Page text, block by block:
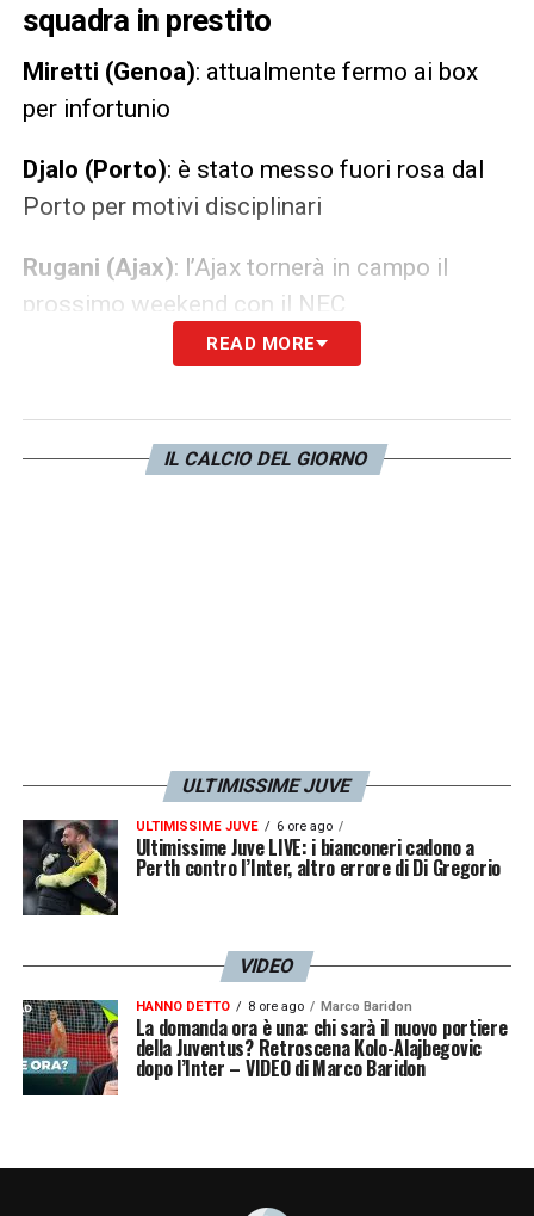
squadra in prestito
⁠Miretti (Genoa): attualmente fermo ai box
per infortunio
Djalo (Porto): è stato messo fuori rosa dal
Porto per motivi disciplinari
Rugani (Ajax): l’Ajax tornerà in campo il
prossimo weekend con il NEC
Facundo Gonzalez (Feyenoord)
Gori (Spezia) : gioca da titolare nel match
perso 2-1 in casa della Reggiana
Nonge (Servette)
: non è sceso in campo
Basilea
Muharemovic (Sassuolo): gioca tutto il
match pareggiato 1-1 in casa della
Cremonese
READ MORE
IL CALCIO DEL GIORNO
ULTIMISSIME JUVE
ULTIMISSIME JUVE 6 ore ago
Ultimissime Juve LIVE: i bianconeri cadono a
Perth contro l’Inter, altro errore di Di Gregorio
VIDEO
HANNO DETTO 8 ore ago Marco Baridon
La domanda ora è una: chi sarà il nuovo portiere
della Juventus? Retroscena Kolo-Alajbegovic
dopo l’Inter – VIDEO di Marco Baridon